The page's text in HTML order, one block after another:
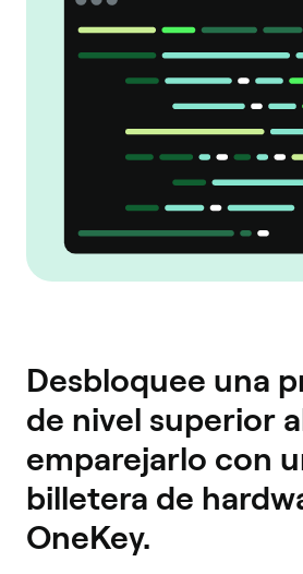
Desbloquee una
de nivel superior
emparejarlo con
billetera de
OneKey.